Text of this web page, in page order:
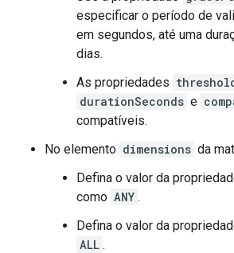
especificar o período de
em segundos, até uma
dias.
As propriedades
durationSeconds e
compatíveis.
No elemento dimensions da
Defina o valor da
como ANY .
Defina o valor da
ALL .